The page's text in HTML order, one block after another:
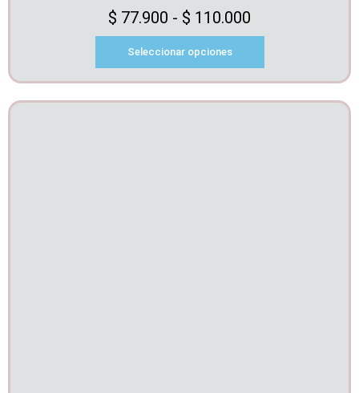
$ 77.900 - $ 110.000
Seleccionar opciones